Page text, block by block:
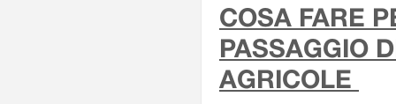
COSA FARE
PASSAGGIO
AGRICOLE